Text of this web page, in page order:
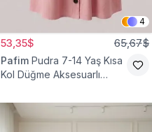
4
53,35$ 65,67$
Pafim Pudra 7-14 Yaş Kısa
Kol Düğme Aksesuarlı